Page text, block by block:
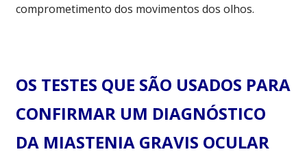
comprometimento dos movimentos dos olhos.
OS TESTES QUE SÃO USADOS PARA
CONFIRMAR UM DIAGNÓSTICO
DA MIASTENIA GRAVIS OCULAR